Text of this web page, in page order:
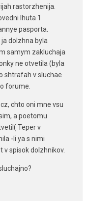
rastorzhenija.
lhuta 1
pasporta.
dolzhna byla
samym zakluchaja
ne otvetila (byla
shtrafah v sluchae
forume.
chto oni mne vsu
a poetomu
Teper v
-li ya s nimi
v spisok dolzhnikov.